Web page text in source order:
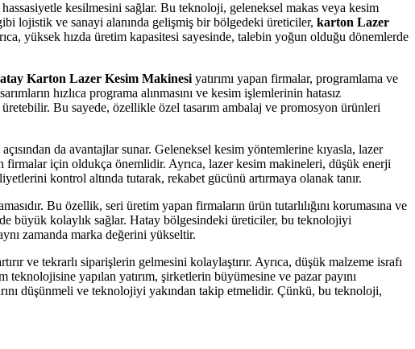
kesilmesini sağlar. Bu teknoloji, geleneksel makas veya kesim
lojistik ve sanayi alanında gelişmiş bir bölgedeki üreticiler, karton Lazer
yüksek hızda üretim kapasitesi sayesinde, talebin yoğun olduğu dönemlerde
Karton Lazer Kesim Makinesi yatırımı yapan firmalar, programlama ve
hızlıca programa alınmasını ve kesim işlemlerinin hatasız
Bu sayede, özellikle özel tasarım ambalaj ve promosyon ürünleri
da avantajlar sunar. Geleneksel kesim yöntemlerine kıyasla, lazer
için oldukça önemlidir. Ayrıca, lazer kesim makineleri, düşük enerji
kontrol altında tutarak, rekabet gücünü artırmaya olanak tanır.
Bu özellik, seri üretim yapan firmaların ürün tutarlılığını korumasına ve
büyük kolaylık sağlar. Hatay bölgesindeki üreticiler, bu teknolojiyi
zamanda marka değerini yükseltir.
ve tekrarlı siparişlerin gelmesini kolaylaştırır. Ayrıca, düşük malzeme israfı
yapılan yatırım, şirketlerin büyümesine ve pazar payını
düşünmeli ve teknolojiyi yakından takip etmelidir. Çünkü, bu teknoloji,